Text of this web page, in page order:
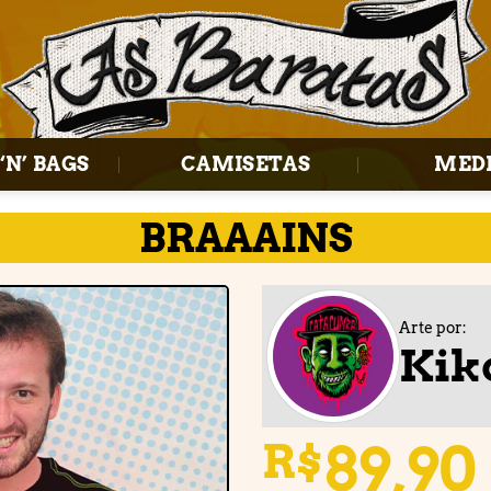
BAGS CAMISETAS
BRAAAINS
Adicionar
à lista de
desejos
Arte por:
R$89,90